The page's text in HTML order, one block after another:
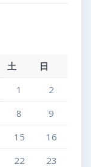
土
日
1
2
8
9
15
16
22
23